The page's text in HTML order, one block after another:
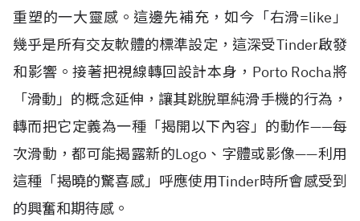
重塑的一大靈感。這邊先補充，如今「右滑=like」
幾乎是所有交友軟體的標準設定，這深受Tinder啟發
和影響。接著把視線轉回設計本身，Porto Rocha將
「滑動」的概念延伸，讓其跳脫單純滑手機的行為，
轉而把它定義為一種「揭開以下內容」的動作——每
次滑動，都可能揭露新的Logo、字體或影像——利用
這種「揭曉的驚喜感」呼應使用Tinder時所會感受到
的興奮和期待感。